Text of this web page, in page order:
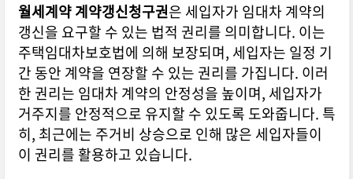
월세계약 계약갱신청구권은 세입자가 임대차 계약의
갱신을 요구할 수 있는 법적 권리를 의미합니다. 이는
주택임대차보호법에 의해 보장되며, 세입자는 일정 기
간 동안 계약을 연장할 수 있는 권리를 가집니다. 이러
한 권리는 임대차 계약의 안정성을 높이며, 세입자가
거주지를 안정적으로 유지할 수 있도록 도와줍니다. 특
히, 최근에는 주거비 상승으로 인해 많은 세입자들이
이 권리를 활용하고 있습니다.